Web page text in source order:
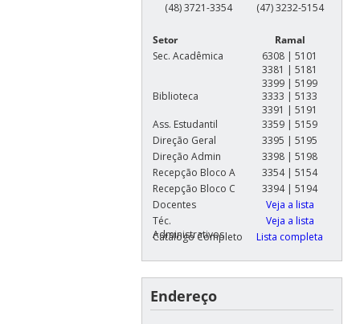
(48) 3721-3354 (47) 3232-5154
Setor
Ramal
Sec. Acadêmica
6308 | 5101
3381 | 5181
3399 | 5199
Biblioteca
3333 | 5133
3391 | 5191
Ass. Estudantil
3359 | 5159
Direção Geral
3395 | 5195
Direção Admin
3398 | 5198
Recepção Bloco A
3354 | 5154
Recepção Bloco C
3394 | 5194
Docentes
Veja a lista
Téc.
Administrativos
Veja a lista
Catálogo Completo
Lista completa
Endereço